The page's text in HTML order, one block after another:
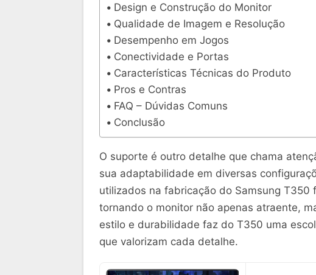
Design e Construção do Monitor
Qualidade de Imagem e Resolução
Desempenho em Jogos
Conectividade e Portas
Características Técnicas do Produto
Pros e Contras
FAQ – Dúvidas Comuns
Conclusão
O suporte é outro detalhe que chama
sua adaptabilidade em diversas
utilizados na fabricação do Samsung
tornando o monitor não apenas atraente,
estilo e durabilidade faz do T350 uma
que valorizam cada detalhe.